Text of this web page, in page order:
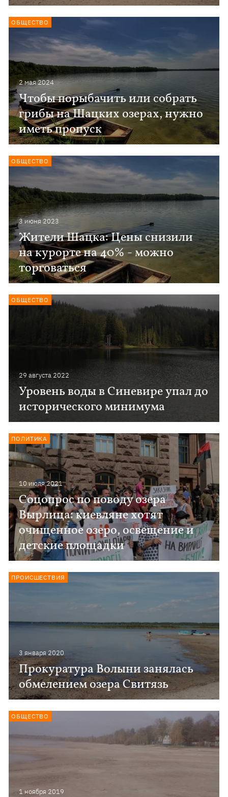
2 мая 2024
Чтобы порыбачить или собрать
грибы на Шацких озерах, нужно
иметь пропуск
ОБЩЕСТВО
3 июня 2023
Жители Шацка: Цены снизили
на курорте на 40% - можно
торговаться
ОБЩЕСТВО
29 августа 2022
Уровень воды в Синевире упал до
исторического минимума
ОБЩЕСТВО
10 июля 2021
Соцопрос по поводу озера
Вырлица: киевляне хотят
очищенное озеро, освещение и
детские площадки
ПОЛИТИКА
3 января 2020
Прокуратура Волыни занялась
обмелением озера Свитязь
ПРОИСШЕСТВИЯ
1 ноября 2019
ОБЩЕСТВО